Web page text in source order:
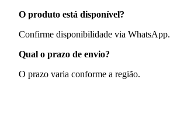
O produto está disponível?
Confirme disponibilidade via WhatsApp.
Qual o prazo de envio?
O prazo varia conforme a região.